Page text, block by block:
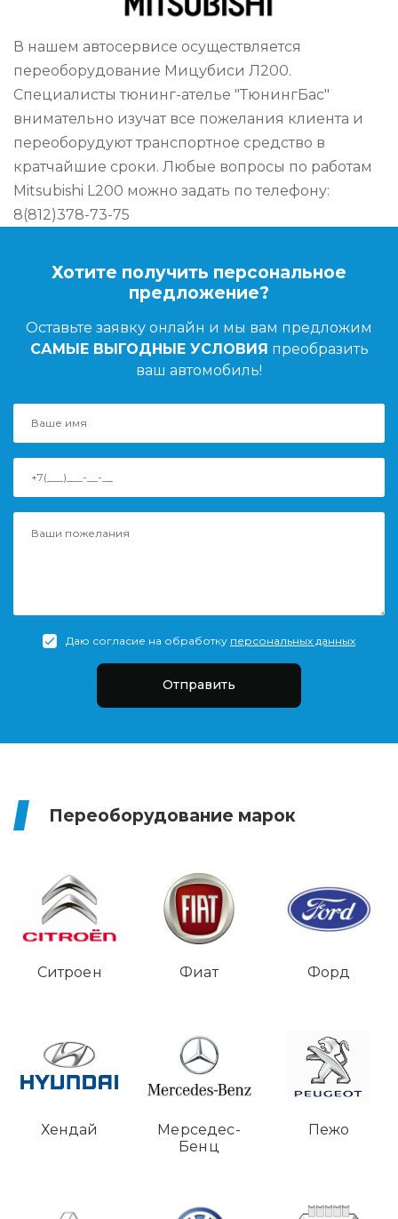
В нашем автосервисе осуществляется
переоборудование Мицубиси Л200.
Специалисты тюнинг-ателье "ТюнингБас"
внимательно изучат все пожелания клиента и
переоборудуют транспортное средство в
кратчайшие сроки. Любые вопросы по работам
Mitsubishi L200 можно задать по телефону:
8(812)378-73-75
Хотите получить персональное
предложение?
Оставьте заявку онлайн и мы вам предложим
САМЫЕ ВЫГОДНЫЕ УСЛОВИЯ преобразить
ваш автомобиль!
Даю согласие на обработку персональных данных
Отправить
Переоборудование марок
Ситроен Фиат Форд
Хендай
Мерседес-
Бенц
Пежо